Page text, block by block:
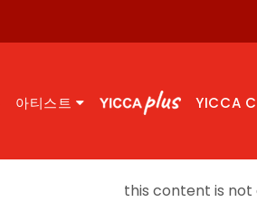
아티스트 YICCA
this content is